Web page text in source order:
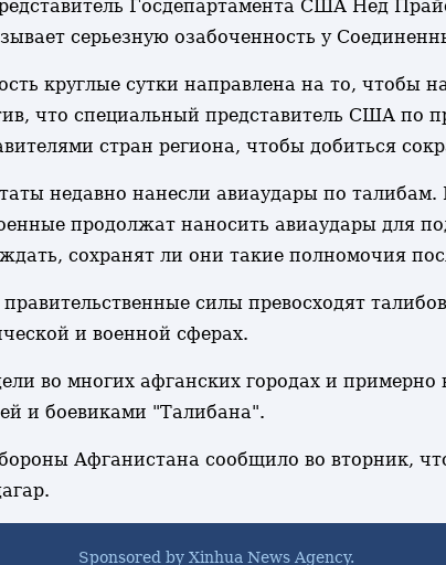
Госдепартамента США Нед
серьезную озабоченность у
круглые сутки направлена на то, чтобы
что специальный представитель США по
стран региона, чтобы добиться
недавно нанесли авиаудары по
продолжат наносить авиаудары для
сохранят ли они такие полномочия
силы превосходят
и военной сферах.
во многих афганских городах и
и боевиками "Талибана".
Афганистана сообщило во вторник,
Sponsored by Xinhua News Agency.